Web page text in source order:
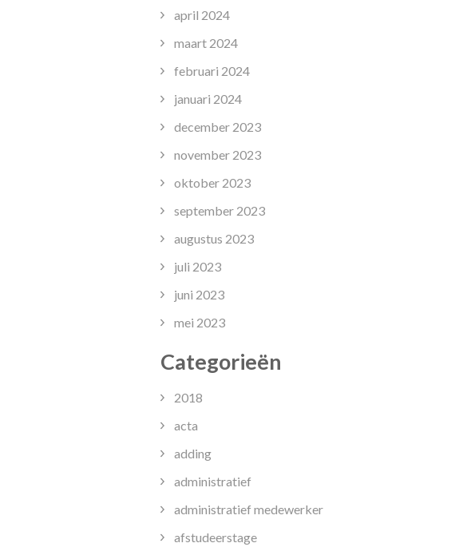
april 2024
maart 2024
februari 2024
januari 2024
december 2023
november 2023
oktober 2023
september 2023
augustus 2023
juli 2023
juni 2023
mei 2023
Categorieën
2018
acta
adding
administratief
administratief medewerker
afstudeerstage